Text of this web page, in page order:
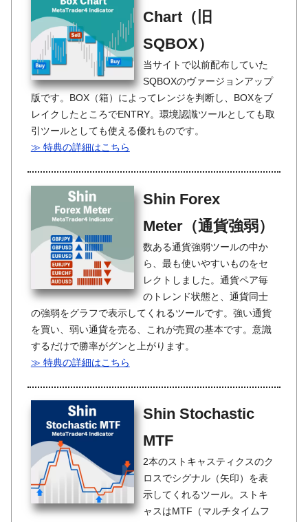
Chart（旧
SQBOX）
当サイトで以前配布していた
SQBOXのヴァージョンアップ
版です。BOX（箱）によってレンジを判断し、BOXをブ
レイクしたところでENTRY。環境認識ツールとしても取
引ツールとしても使える優れものです。
≫ 特典の詳細はこちら
Shin Forex
Meter（通貨強弱）
数ある通貨強弱ツールの中か
ら、最も使いやすいものをセ
レクトしました。通貨ペア毎
のトレンド状態と、通貨同士
の強弱をグラフで表示してくれるツールです。強い通貨
を買い、弱い通貨を売る、これが売買の基本です。意識
するだけで勝率がグンと上がります。
≫ 特典の詳細はこちら
Shin Stochastic
MTF
2本のストキャスティクスのク
ロスでシグナル（矢印）を表
示してくれるツール。ストキ
ャスはMTF（マルチタイムフ